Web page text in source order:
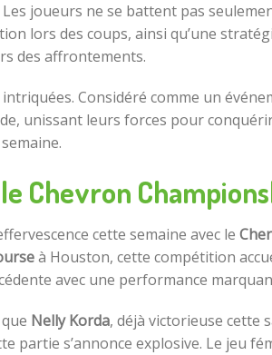
joueurs ne se battent pas
lors des coups, ainsi qu’une
des affrontements.
Considéré comme un
unissant leurs forces pour
Chevron
cette semaine avec le
à Houston, cette compétition
avec une performance
Nelly Korda, déjà victorieuse cette
partie s’annonce explosive. Le jeu